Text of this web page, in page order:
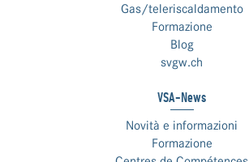
Gas/teleriscaldamento
Formazione
Blog
svgw.ch
VSA-News
Novità e informazioni
Formazione